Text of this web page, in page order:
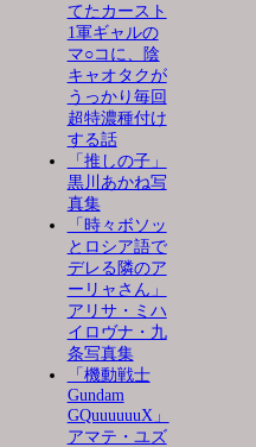
てたカースト
1軍ギャルの
マ○コに、陰
キャオタクが
うっかり毎回
超特濃種付け
する話
「推しの子」
黒川あかね写
真集
「時々ボソッ
とロシア語で
デレる隣のア
ーリャさん」
アリサ・ミハ
イロヴナ・九
条写真集
「機動戦士
Gundam
GQuuuuuuX」
アマテ・ユズ